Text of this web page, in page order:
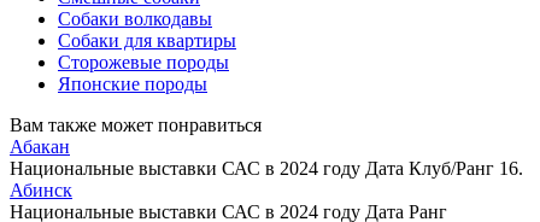
Собаки волкодавы
Собаки для квартиры
Сторожевые породы
Японские породы
Вам также может понравиться
Абакан
Национальные выставки САС в 2024 году Дата Клуб/Ранг 16.
Абинск
Национальные выставки САС в 2024 году Дата Ранг